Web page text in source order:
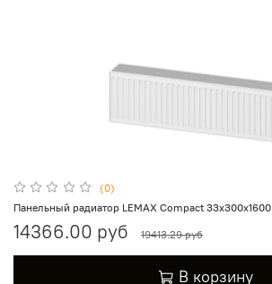
(0)
Панельный радиатор LEMAX Compact 33х300х1600
14366.00 руб 19413.29 руб
В корзину